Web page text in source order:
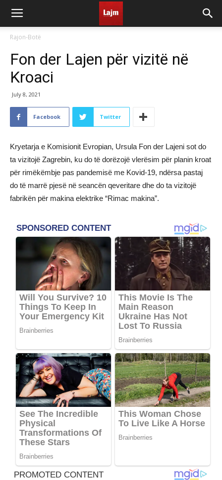
Rajon-Botë
Fon der Lajen për vizitë në
Kroaci
July 8, 2021
Facebook Twitter
Kryetarja e Komisionit Evropian, Ursula Fon der Lajeni sot do
ta vizitojë Zagrebin, ku do të dorëzojë vlerësim për planin kroat
për rimëkëmbje pas pandemisë me Kovid-19, ndërsa pastaj
do të marrë pjesë në seancën qeveritare dhe do ta vizitojë
fabrikën për makina elektrike “Rimac makina”.